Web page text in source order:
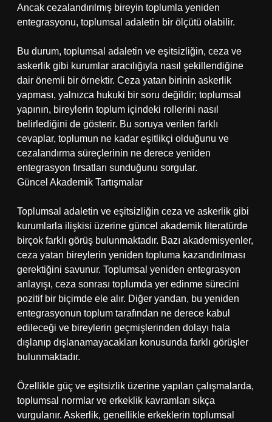
Ancak cezalandırılmış bireyin toplumla yeniden
entegrasyonu, toplumsal adaletin bir ölçütü olabilir.
Bu durum, toplumsal adaletin ve eşitsizliğin, ceza ve
askerlik gibi kurumlar aracılığıyla nasıl şekillendiğine
dair önemli bir örnektir. Ceza yatan birinin askerlik
yapması, yalnızca hukuki bir soru değildir; toplumsal
yapının, bireylerin toplum içindeki rollerini nasıl
belirlediğini de gösterir. Bu soruya verilen farklı
cevaplar, toplumun ne kadar eşitlikçi olduğunu ve
cezalandırma süreçlerinin ne derece yeniden
entegrasyon fırsatları sunduğunu sorgular.
Güncel Akademik Tartışmalar
Toplumsal adaletin ve eşitsizliğin ceza ve askerlik gibi
kurumlarla ilişkisi üzerine güncel akademik literatürde
birçok farklı görüş bulunmaktadır. Bazı akademisyenler,
ceza yatan bireylerin yeniden topluma kazandırılması
gerektiğini savunur. Toplumsal yeniden entegrasyon
anlayışı, ceza sonrası toplumda yer edinme sürecini
pozitif bir biçimde ele alır. Diğer yandan, bu yeniden
entegrasyonun toplum tarafından ne derece kabul
edileceği ve bireylerin geçmişlerinden dolayı hala
dışlanıp dışlanamayacakları konusunda farklı görüşler
bulunmaktadır.
Özellikle güç ve eşitsizlik üzerine yapılan çalışmalarda,
toplumsal normlar ve erkeklik kavramları sıkça
vurgulanır. Askerlik, genellikle erkeklerin toplumsal